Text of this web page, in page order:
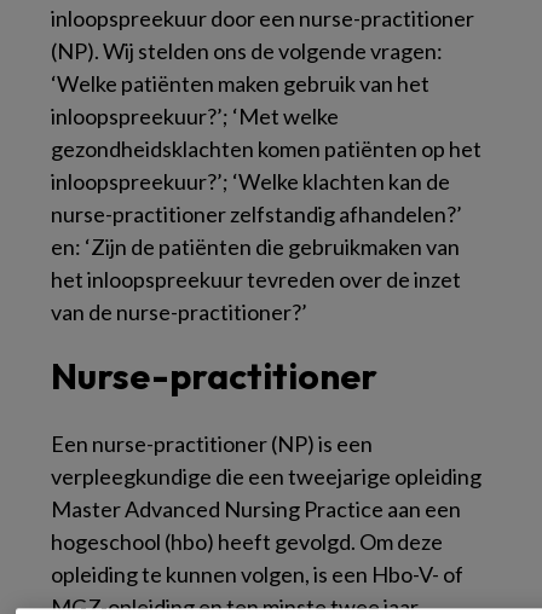
inloopspreekuur door een nurse-practitioner
(NP). Wij stelden ons de volgende vragen:
‘Welke patiënten maken gebruik van het
inloopspreekuur?’; ‘Met welke
gezondheidsklachten komen patiënten op het
inloopspreekuur?’; ‘Welke klachten kan de
nurse-practitioner zelfstandig afhandelen?’
en: ‘Zijn de patiënten die gebruikmaken van
het inloopspreekuur tevreden over de inzet
van de nurse-practitioner?’
Nurse-practitioner
Een nurse-practitioner (NP) is een
verpleegkundige die een tweejarige opleiding
Master Advanced Nursing Practice aan een
hogeschool (hbo) heeft gevolgd. Om deze
opleiding te kunnen volgen, is een Hbo-V- of
MGZ-opleiding en ten minste twee jaar